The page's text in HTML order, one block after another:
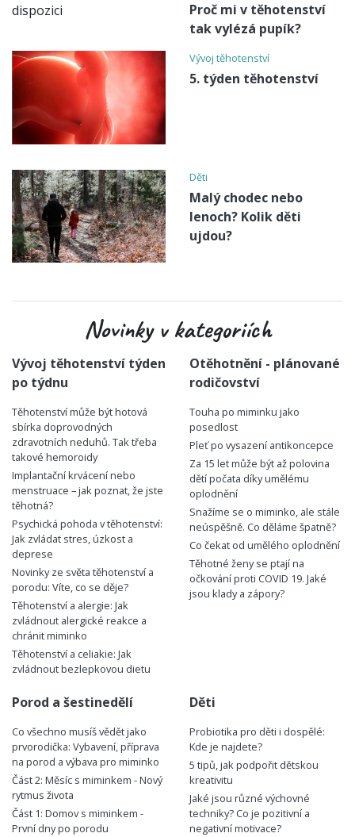
Proč mi v těhotenství
tak vylézá pupík?
Vývoj těhotenství
5. týden těhotenství
Děti
Malý chodec nebo
lenoch? Kolik děti
ujdou?
Novinky v kategoriích
Vývoj těhotenství týden
po týdnu
Těhotenství může být hotová
sbírka doprovodných
zdravotních neduhů. Tak třeba
takové hemoroidy
Implantační krvácení nebo
menstruace – jak poznat, že jste
těhotná?
Psychická pohoda v těhotenství:
Jak zvládat stres, úzkost a
deprese
Novinky ze světa těhotenství a
porodu: Víte, co se děje?
Těhotenství a alergie: Jak
zvládnout alergické reakce a
chránit miminko
Těhotenství a celiakie: Jak
zvládnout bezlepkovou dietu
Otěhotnění - plánované
rodičovství
Touha po miminku jako
posedlost
Pleť po vysazení antikoncepce
Za 15 let může být až polovina
dětí počata díky umělému
oplodnění
Snažíme se o miminko, ale stále
neúspěšně. Co děláme špatně?
Co čekat od umělého oplodnění
Těhotné ženy se ptají na
očkování proti COVID 19. Jaké
jsou klady a zápory?
Porod a šestinedělí
Co všechno musíš vědět jako
prvorodička: Vybavení, příprava
na porod a výbava pro miminko
Část 2: Měsíc s miminkem - Nový
rytmus života
Část 1: Domov s miminkem -
První dny po porodu
Děti
Probiotika pro děti i dospělé:
Kde je najdete?
5 tipů, jak podpořit dětskou
kreativitu
Jaké jsou různé výchovné
techniky? Co je pozitivní a
negativní motivace?